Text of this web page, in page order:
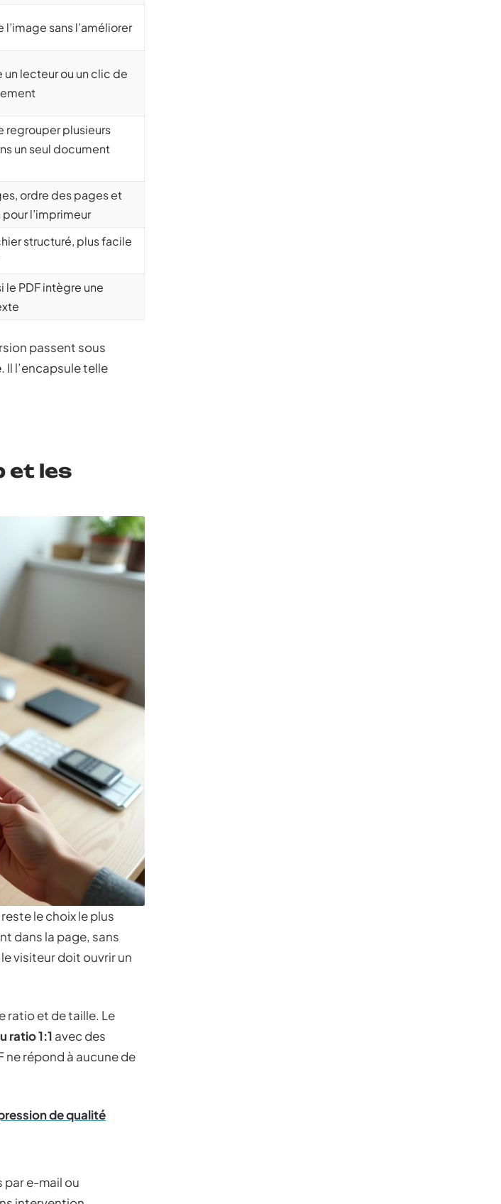
l’image sans l’améliorer
un lecteur ou un clic de
regrouper plusieurs
un seul document
ordre des pages et
l’imprimeur
structuré, plus facile
le PDF intègre une
passent sous
. Il l’encapsule telle
et les
le choix le plus
dans la page, sans
visiteur doit ouvrir un
ratio et de taille. Le
ratio 1:1 avec des
ne répond à aucune de
de qualité
par e-mail ou